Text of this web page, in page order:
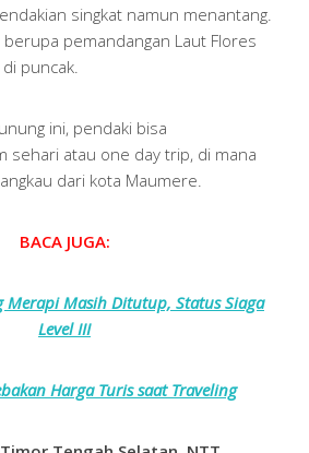
singkat namun menantang.
berupa pemandangan Laut Flores
puncak.
ini, pendaki bisa
sehari atau one day trip, di mana
dari kota Maumere.
BACA JUGA:
Merapi Masih Ditutup, Status Siaga
Level III
Harga Turis saat Traveling